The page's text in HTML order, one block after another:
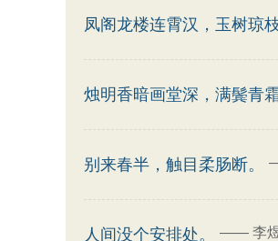
凤阁龙楼连霄汉，玉树琼
烛明香暗画堂深，满鬓青
别来春半，触目柔肠断。
人间没个安排处。 —— 李